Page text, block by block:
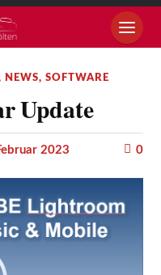
NEWS,SOFTWARE
Update
2023 0